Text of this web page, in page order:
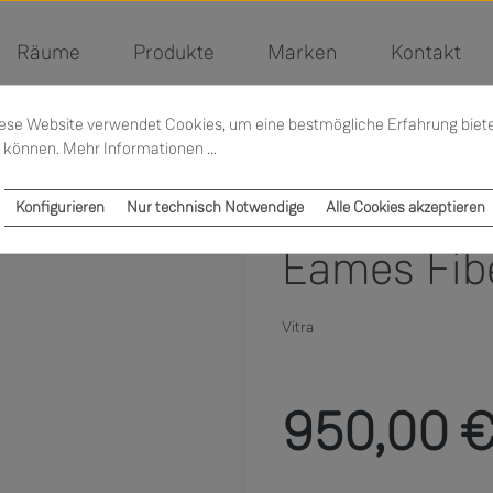
Räume Produkte Marken Kontakt
Eames
Vitra
950,00
Website verwendet Cookies, um eine bestmögliche Erfahrung
können. Mehr Informationen ...
Nur technisch Notwendige
Konfigurieren Alle Cookies akzeptieren